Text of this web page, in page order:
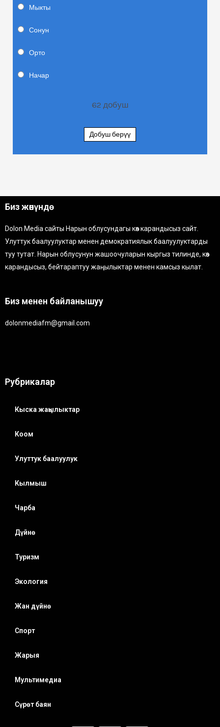
Мыкты
Сонун
Орто
Начар
62 добуш
Добуш берүү
Биз жөнүндө
Dolon Media сайты Нарын облусундагы көз карандысыз сайт.
Улуттук баалуулуктар менен демократиялык баалуулуктарды
туу тутат. Нарын облусунун жашоочуларын кыргыз тилинде, көз
карандысыз, бейтараптуу жаңылыктар менен камсыз кылат.
Биз менен байланышуу
dolonmediafm@gmail.com
Рубрикалар
Кыска жаңылыктар
Коом
Улуттук баалуулук
Кылмыш
Чарба
Дүйнө
Туризм
Экология
Жан дүйнө
Спорт
Жарыя
Мультимедиа
Сүрөт баян